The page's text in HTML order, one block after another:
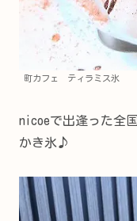
町カフェ ティラミス氷
nicoeで出逢った全
かき氷♪